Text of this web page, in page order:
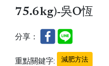
75.6kg)-吳O恆
分享：
重點關鍵字: 減肥方法